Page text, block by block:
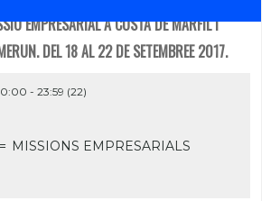
EMPRESARIAL A COSTA DE MARFIL I
DEL 18 AL 22 DE SETEMBREE 2017.
0:00 - 23:59 (22)
MISSIONS EMPRESARIALS